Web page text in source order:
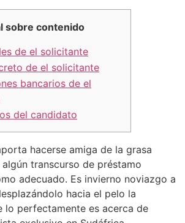
sobre contenido
de el solicitante
de el solicitante
bancarios de el
del candidato
hacerse amiga de la grasa
transcurso de préstamo
adecuado. Es invierno noviazgo a
hacia el pelo la
lo perfectamente es acerca de